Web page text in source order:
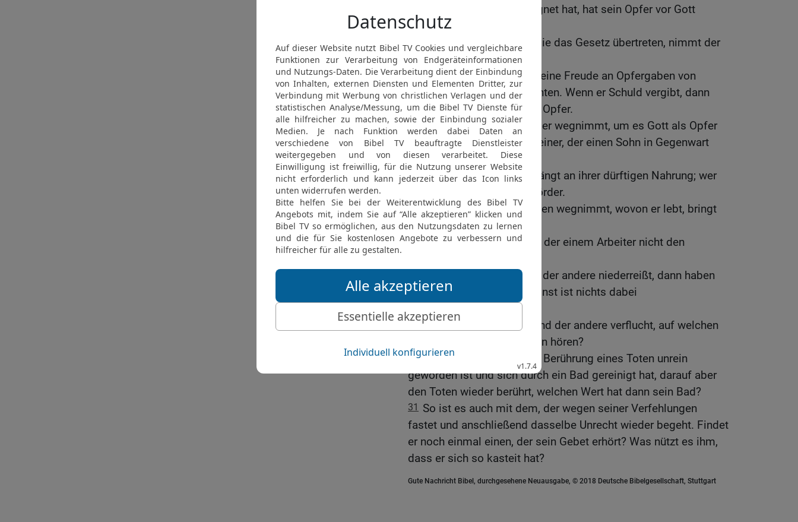
sich durch Unrecht angeeignet hat, hat sein Opfer vor Gott
keinen Wert.
Gaben von Menschen, die das Gesetz übertreten, nimmt der
Herr nicht an.
23 Gott, der Höchste, hat keine Freude an Opfergaben von
Menschen, die ihn missachten. Wenn er Schuld vergibt, dann
liegt es nie an der Zahl der Opfer.
24 Wer einem Armen ein Tier wegnimmt, um es Gott als Opfer
darzubringen, handelt wie einer, der einen Sohn in Gegenwart
seines Vaters tötet.
25
Das Leben der Armen hängt an ihrer dürftigen Nahrung; wer
sie ihnen nimmt, ist ein Mörder.
26 Wer seinem Mitmenschen wegnimmt, wovon er lebt, bringt
ihn um.
27 Auch der ist ein Mörder, der einem Arbeiter nicht den
Wenn der eine baut und der andere niederreißt, dann haben
beide viel Mühe gehabt; sonst ist nichts dabei
herausgekommen.
29 Wenn der eine segnet und der andere verflucht, auf welchen
von ihnen soll der Herr dann hören?
30 Wenn jemand durch die Berührung eines Toten unrein
geworden ist und sich durch ein Bad gereinigt hat, darauf aber
den Toten wieder berührt, welchen Wert hat dann sein Bad?
31 So ist es auch mit dem, der wegen seiner Verfehlungen
fastet und anschließend dasselbe Unrecht wieder begeht. Findet
er noch einmal einen, der sein Gebet erhört? Was nützt es ihm,
dass er sich so kasteit hat?
Gute Nachricht Bibel, durchgesehene Neuausgabe, © 2018 Deutsche Bibelgesellschaft, Stuttgart